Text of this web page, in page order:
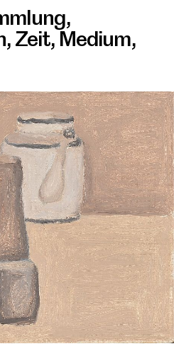
,
, Zeit, Medium,